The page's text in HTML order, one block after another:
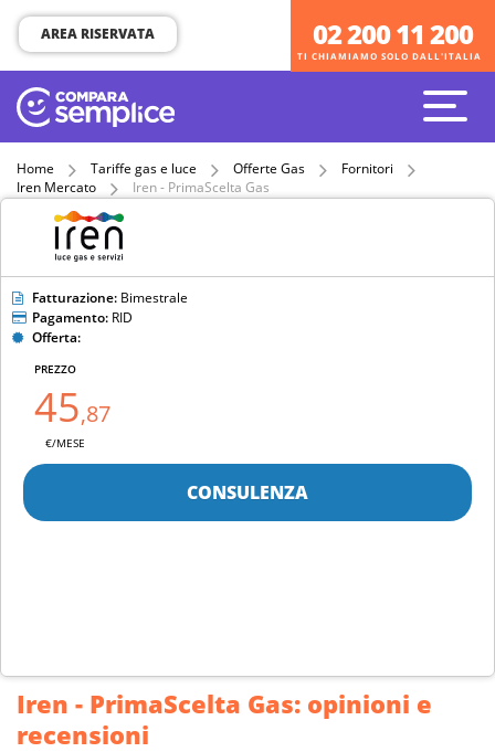
TI CHIAMIAMO SOLO DALL'ITALIA
02 200 11 200
AREA RISERVATA
Home Tariffe gas e luce Offerte Gas
Fornitori
Iren Mercato
Iren - PrimaScelta Gas
Fatturazione: Bimestrale
Pagamento: RID
Offerta:
PREZZO
45,87
€/MESE
CONSULENZA
Iren - PrimaScelta Gas: opinioni e
recensioni
TI CHIAMIAMO SOLO DALL'ITALIA
02 200 11 200